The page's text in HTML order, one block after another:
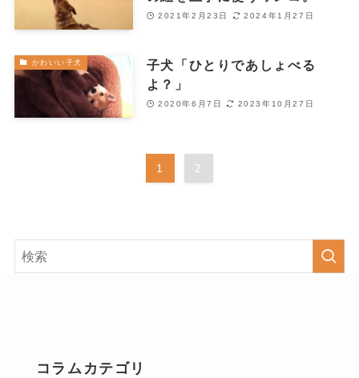
2021年2月23日 2024年1月27日
かわいい子犬
子犬「ひとりであしょべる
よ？」
2020年6月7日 2023年10月27日
1 2
コラムカテゴリ